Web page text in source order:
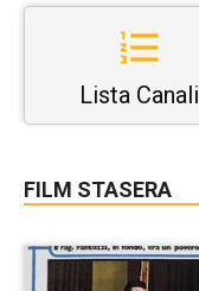
Lista Canali
FILM STASERA